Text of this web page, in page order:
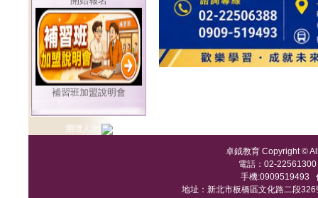
補習班加盟說明會
瀏灠人次:
卓鉞教育 Copyright ©
電話：02-
手機:0909519493
地址：新北市板橋區文化路二段